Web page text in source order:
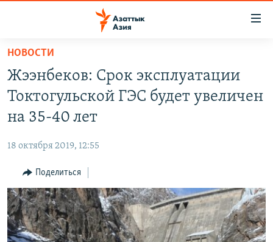
Вернуться
основному
содержанию
Вернутся
главной
навигации
Вернутся
поиску
ЦЕНТРАЛЬНАЯ АЗИЯ
ТАДЖИКИСТАН
ВОЙНА В УКРАИНЕ
ҚАЗАҚША
КЫРГЫЗЧА
ЎЗБЕКЧА
ТОҶИКӢ
TÜRKMENÇE
Все сайты РСЕ/РС
НОВОСТИ
Жээнбеков: Срок эксплуатации
Токтогульской ГЭС будет увеличен
на 35-40 лет
18 октября 2019, 12:55
Поделиться